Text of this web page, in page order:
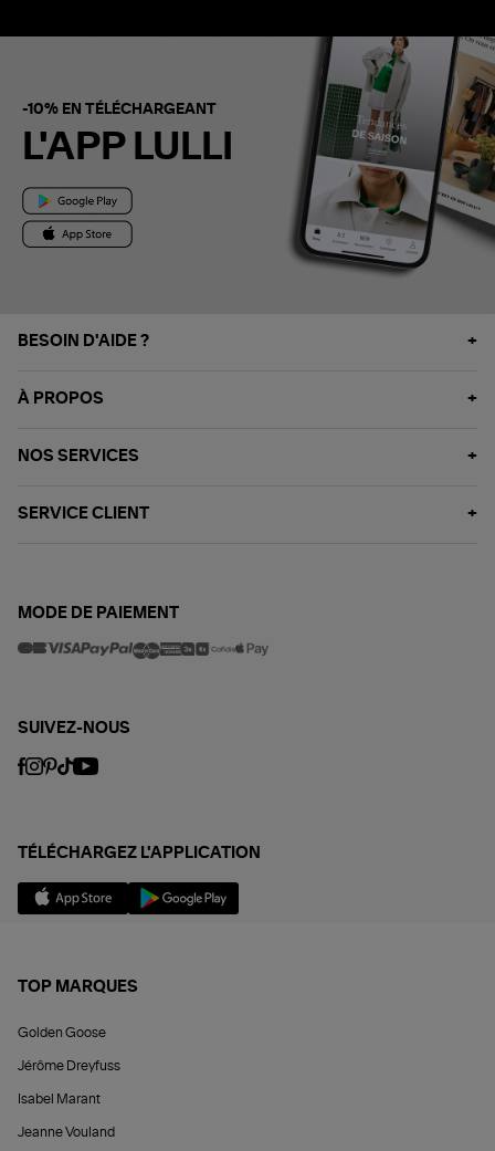
-10% EN TÉLÉCHARGEANT
L'APP LULLI
BESOIN D'AIDE ?
À PROPOS
NOS SERVICES
SERVICE CLIENT
MODE DE PAIEMENT
SUIVEZ-NOUS
TÉLÉCHARGEZ L'APPLICATION
TOP MARQUES
Golden Goose
Jérôme Dreyfuss
Isabel Marant
Jeanne Vouland